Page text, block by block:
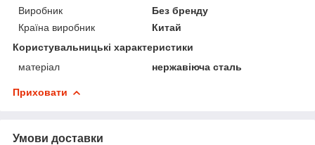
Виробник
Без бренду
Країна виробник
Китай
Користувальницькі характеристики
матеріал
нержавіюча сталь
Приховати
Умови доставки